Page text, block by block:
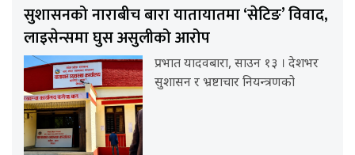
सुशासनको नाराबीच बारा यातायातमा ‘सेटिङ’ विवाद,
लाइसेन्समा घुस असुलीको आरोप
प्रभात यादवबारा, साउन १३ । देशभर
सुशासन र भ्रष्टाचार नियन्त्रणको